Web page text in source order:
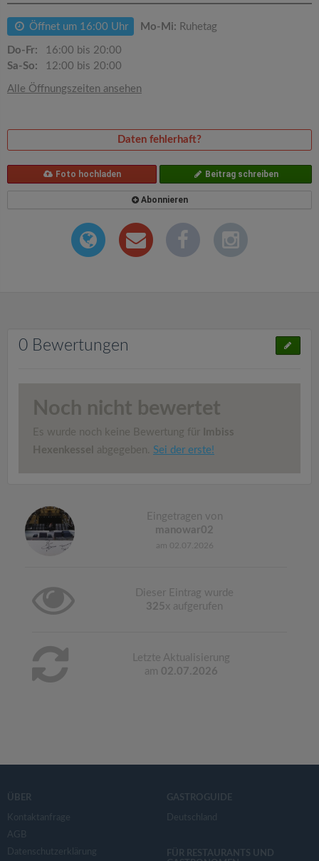
Öffnet um 16:00 Uhr Mo-Mi: Ruhetag
Do-Fr:
16:00 bis 20:00
Sa-So:
12:00 bis 20:00
Alle Öffnungszeiten ansehen
Daten fehlerhaft?
Foto hochladen Beitrag schreiben
Abonnieren
0 Bewertungen
Noch nicht bewertet
Es wurde noch keine Bewertung für Imbiss
Hexenkessel
abgegeben. Sei der erste!
Eingetragen von
manowar02
am 02.07.2026
Dieser Eintrag wurde
325 x aufgerufen
Letzte Aktualisierung
am 02.07.2026
ÜBER
Kontaktanfrage
AGB
Datenschutzerklärung
GASTROGUIDE
Deutschland
FÜR RESTAURANTS UND
a
t
i
o
n